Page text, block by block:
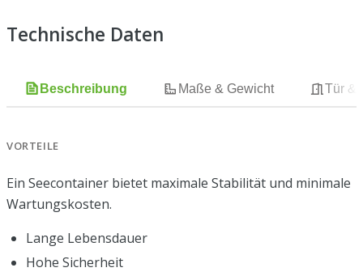
Technische Daten
Beschreibung Maße & Gewicht Tür &
VORTEILE
Ein Seecontainer bietet maximale Stabilität und minimale
Wartungskosten.
Lange Lebensdauer
Hohe Sicherheit